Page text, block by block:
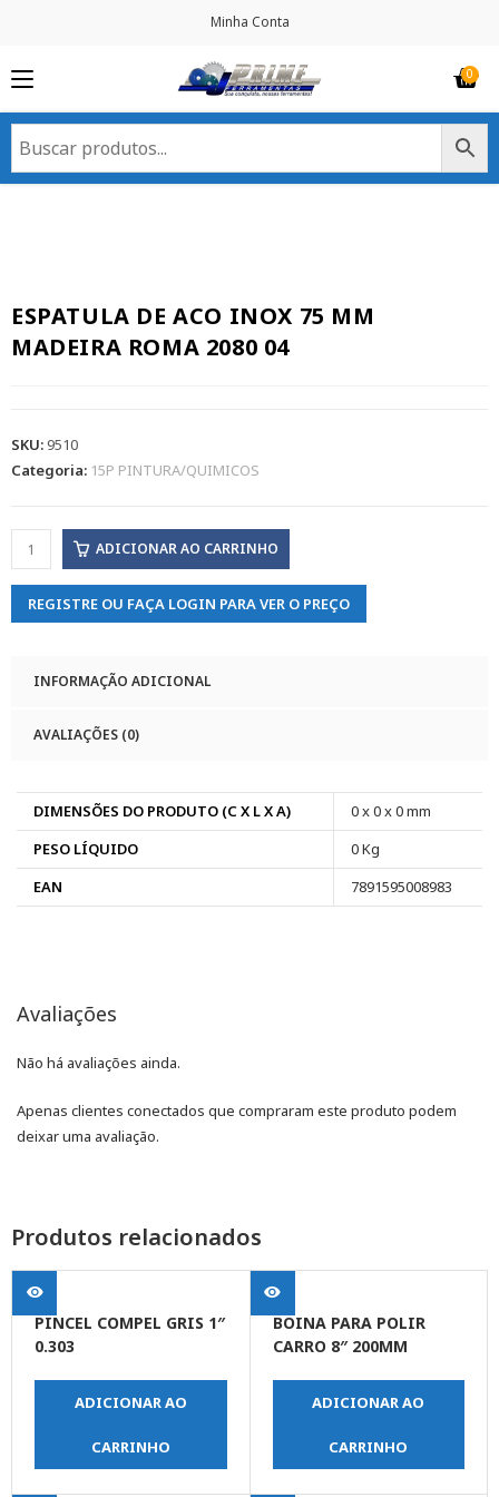
Minha Conta
ESPATULA DE ACO INOX 75 MM
MADEIRA ROMA 2080 04
SKU:9510
Categoria: 15P PINTURA/QUIMICOS
ADICIONAR AO CARRINHO
REGISTRE OU FAÇA LOGIN PARA VER O PREÇO
INFORMAÇÃO ADICIONAL
AVALIAÇÕES (0)
DIMENSÕES DO PRODUTO (C X L X A)
0 x 0 x 0 mm
PESO LÍQUIDO
0 Kg
EAN
7891595008983
Avaliações
Não há avaliações ainda.
Apenas clientes conectados que compraram este produto podem
deixar uma avaliação.
Produtos relacionados
PINCEL COMPEL GRIS 1″
0.303
ADICIONAR AO
CARRINHO
BOINA PARA POLIR
CARRO 8″ 200MM
ADICIONAR AO
CARRINHO